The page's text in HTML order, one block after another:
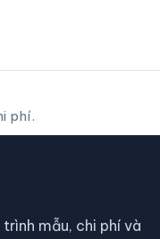
phí.
mẫu, chi phí và